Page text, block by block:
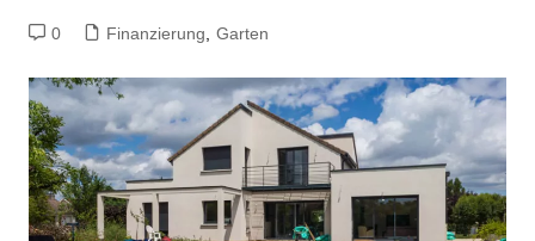
0 Finanzierung Garten